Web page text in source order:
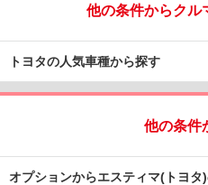
他の条件からクル
トヨタの人気車種から探す
他の条件
オプションからエスティマ(トヨタ